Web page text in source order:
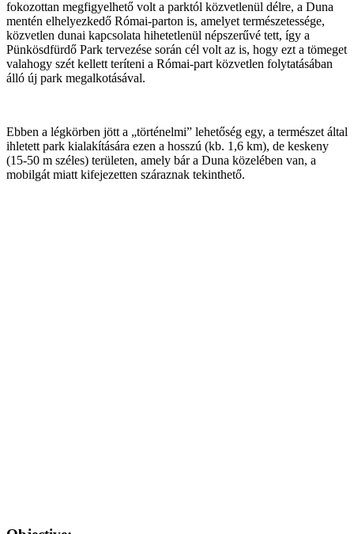
fokozottan megfigyelhető volt a parktól közvetlenül délre, a Duna
mentén elhelyezkedő Római-parton is, amelyet természetessége,
közvetlen dunai kapcsolata hihetetlenül népszerűvé tett, így a
Pünkösdfürdő Park tervezése során cél volt az is, hogy ezt a tömeget
valahogy szét kellett teríteni a Római-part közvetlen folytatásában
álló új park megalkotásával.
Ebben a légkörben jött a „történelmi” lehetőség egy, a természet által
ihletett park kialakítására ezen a hosszú (kb. 1,6 km), de keskeny
(15-50 m széles) területen, amely bár a Duna közelében van, a
mobilgát miatt kifejezetten száraznak tekinthető.